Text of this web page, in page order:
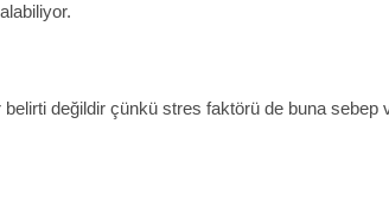
değildir çünkü stres faktörü de buna